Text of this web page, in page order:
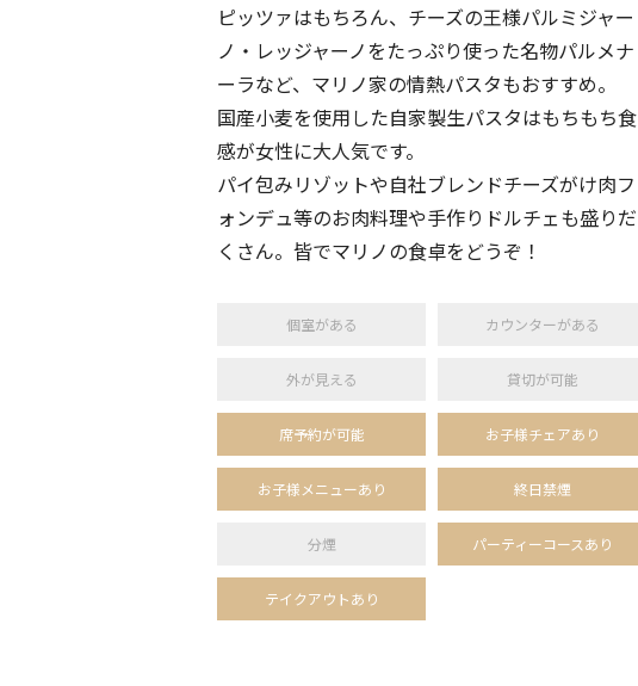
ピッツァはもちろん、チーズの王様パルミジャー
ノ・レッジャーノをたっぷり使った名物パルメナ
ーラなど、マリノ家の情熱パスタもおすすめ。
国産小麦を使用した自家製生パスタはもちもち食
感が女性に大人気です。
パイ包みリゾットや自社ブレンドチーズがけ肉フ
ォンデュ等のお肉料理や手作りドルチェも盛りだ
くさん。皆でマリノの食卓をどうぞ！
個室がある カウンターがある
外が見える 貸切が可能
席予約が可能 お子様チェアあり
お子様メニューあり 終日禁煙
分煙 パーティーコースあり
テイクアウトあり